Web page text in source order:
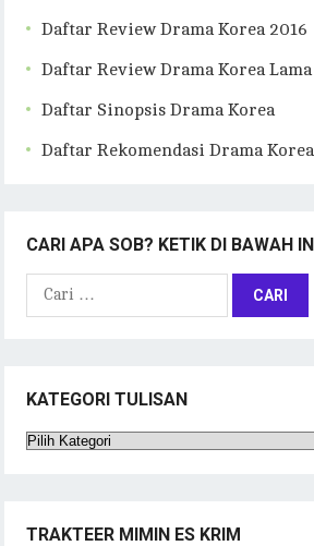
Daftar Review Drama Korea 2016
Daftar Review Drama Korea Lama
Daftar Sinopsis Drama Korea
Daftar Rekomendasi Drama
CARI APA SOB? KETIK DI BAWAH
Cari
KATEGORI TULISAN
Kategori
TRAKTEER MIMIN ES KRIM